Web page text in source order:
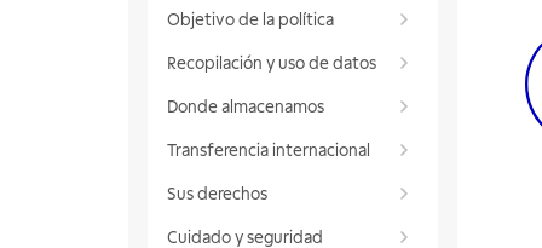
Objetivo de la política
Recopilación y uso de datos
Donde almacenamos
Transferencia internacional
Sus derechos
Cuidado y seguridad